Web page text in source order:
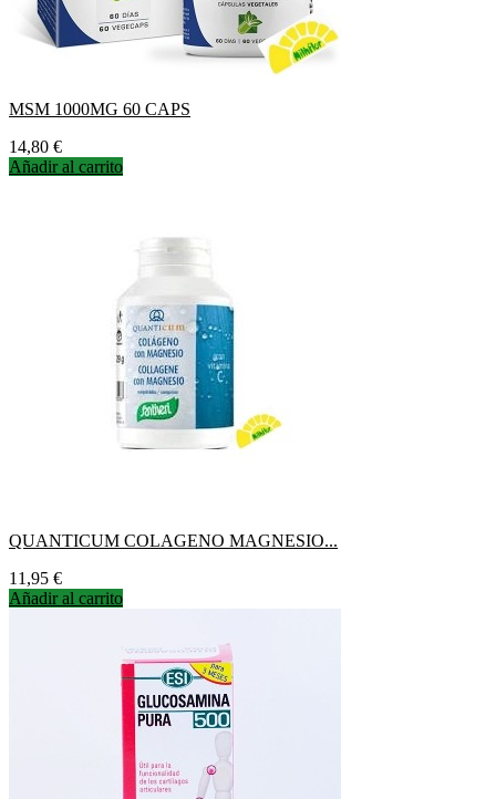
MSM 1000MG 60 CAPS
Precio
14,80 €
Añadir al carrito
QUANTICUM COLAGENO MAGNESIO...
Precio
11,95 €
Añadir al carrito